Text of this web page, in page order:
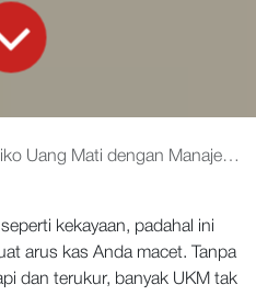
Mati dengan Manajemen Inventaris
kekayaan, padahal ini
arus kas Anda macet. Tanpa
dan terukur, banyak UKM tak